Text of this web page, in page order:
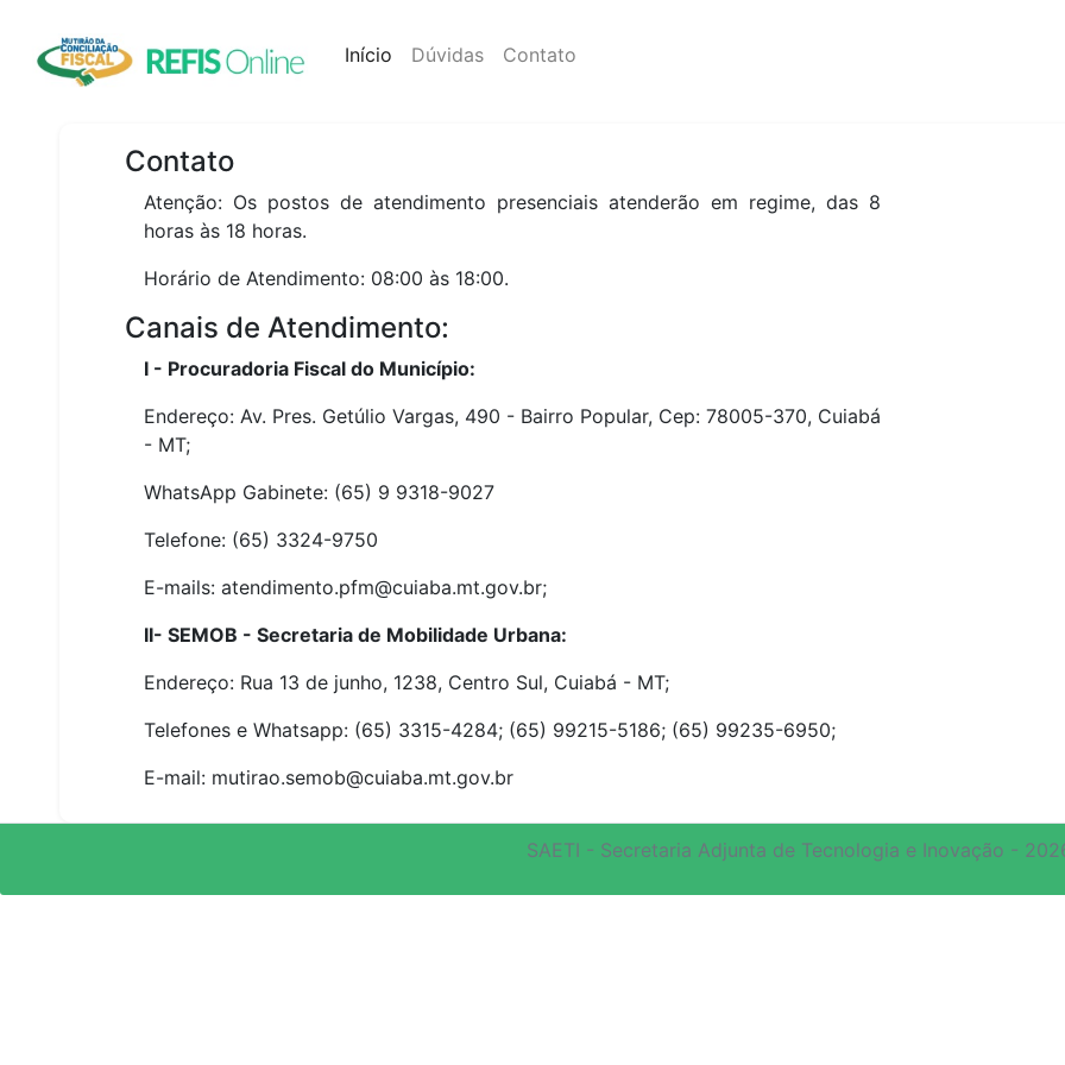
Início (atual)
Dúvidas Contato
Contato
Atenção: Os postos de atendimento presenciais atenderão em regime, das 8
horas às 18 horas.
Horário de Atendimento: 08:00 às 18:00.
Canais de Atendimento:
I - Procuradoria Fiscal do Município:
Endereço: Av. Pres. Getúlio Vargas, 490 - Bairro Popular, Cep: 78005-370, Cuiabá
- MT;
WhatsApp Gabinete: (65) 9 9318-9027
Telefone: (65) 3324-9750
E-mails: atendimento.pfm@cuiaba.mt.gov.br;
II- SEMOB - Secretaria de Mobilidade Urbana:
Endereço: Rua 13 de junho, 1238, Centro Sul, Cuiabá - MT;
Telefones e Whatsapp: (65) 3315-4284; (65) 99215-5186; (65) 99235-6950;
E-mail: mutirao.semob@cuiaba.mt.gov.br
SAETI - Secretaria Adjunta de Tecnologia e Inovação -